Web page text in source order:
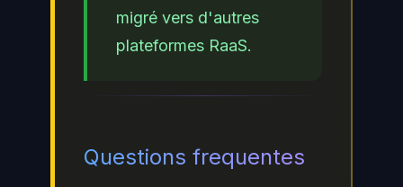
migré vers d'autres
plateformes RaaS.
Questions frequentes